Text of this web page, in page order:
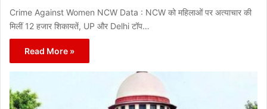
Crime Against Women NCW Data : NCW को महिलाओं पर अत्याचार की
मिलीं 12 हजार शिकायतें, UP और Delhi टॉप…
Read More »